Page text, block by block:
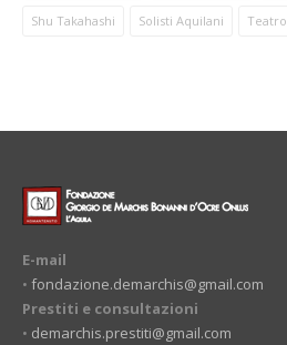
Shu Takahashi Solisti Aquilani Teatro
E-mail
• fondazione.demarchis@gmail.com
Prestiti e consultazioni
• demarchis.prestiti@gmail.com